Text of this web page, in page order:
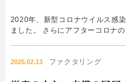
2020年、新型コロナウイルス感
ました。 さらにアフターコロナ
く各県で貸出金のペースが鈍化し
2025.02.13 ファクタリング